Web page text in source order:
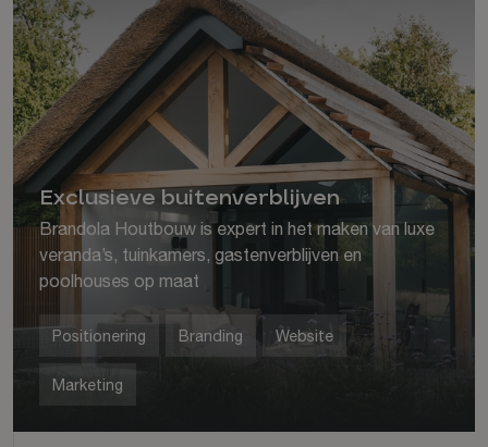
Exclusieve buitenverblijven
Brandola Houtbouw is expert in het maken van luxe
veranda’s, tuinkamers, gastenverblijven en
poolhouses op maat
Positionering Branding Website
Marketing